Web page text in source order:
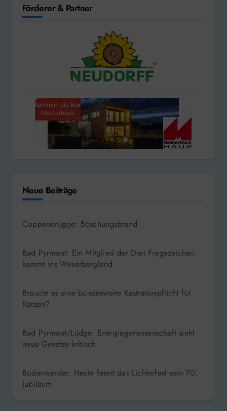
Förderer & Partner
Neue Beiträge
Coppenbrügge: Böschungsbrand
Bad Pyrmont: Ein Mitglied der Drei Fragezeichen
kommt ins Weserbergland
Braucht es eine bundesweite Kastratiospflicht für
Katzen?
Bad Pyrmont/Lüdge: Energiegenossenschaft sieht
neue Gesetze kritisch
Bodenwerder: Heute feiert das Lichterfest sein 70.
Jubiläum